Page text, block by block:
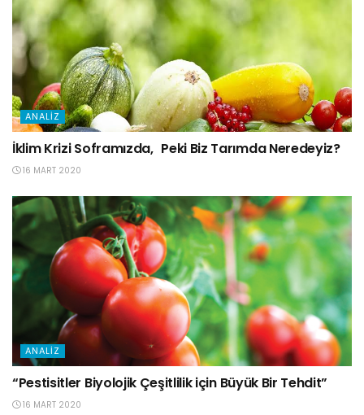
ANALIZ
İklim Krizi Soframızda, Peki Biz Tarımda Neredeyiz?
16 MART 2020
ANALIZ
“Pestisitler Biyolojik Çeşitlilik için Büyük Bir Tehdit”
16 MART 2020